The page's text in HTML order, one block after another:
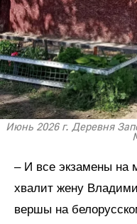
Июнь 2026 г. Деревня
– И все экзамены на
хвалит жену
вершы на